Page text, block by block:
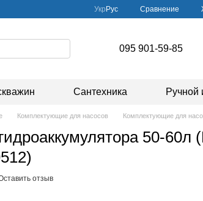
Укр Рус Сравнение
095 901-59-85
Сантехника Ручной
Комплектующие для насосов Комплектующие для
50-60л
отзыв